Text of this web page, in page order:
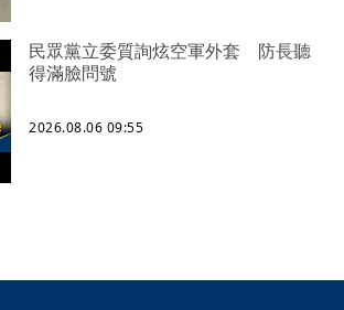
民眾黨立委質詢炫空軍外套 防長聽
得滿臉問號
2026.08.06 09:55